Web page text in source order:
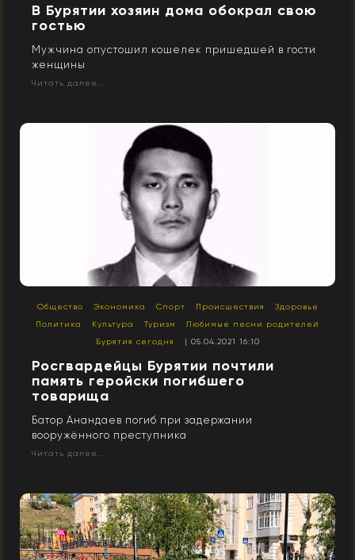
В Бурятии хозяин дома обокрал свою
гостью
Мужчина опустошил кошелек пришедшей в гости
женщины
Читать далее...
Общество Экономика Спорт Происшествия
Здоровье
Политика
Культура Туризм
Любимые песни родителей
Бурятия сегодня
| 05.04.2021 16:10
Росгвардейцы Бурятии почтили
память геройски погибшего
товарища
Батор Анандаев погиб при задержании
вооружённого преступника
Читать далее...